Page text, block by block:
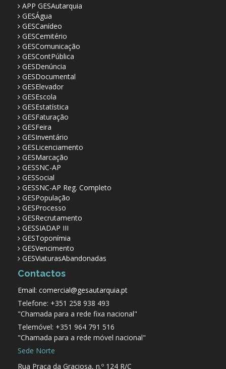
APP GESAutarquia
GESÁgua
GESCanídeo
GESCemitério
GESComunicação
GESContPública
GESDenúncia
GESDocumental
GESElevador
GESEscola
GESEstatística
GESFaturação
GESFeira
GESInventário
GESLicenciamento
GESMarcação
GESSNC-AP
GESSocial
GESSNC-AP Reg. Completo
GESPopulação
GESProcesso
GESRecrutamento
GESSIADAP III
GESToponímia
GESVencimento
GESViaturasAbandonadas
Contactos
Email: comercial@gesautarquia.pt
Telefone: +351 258 938 493
"Chamada para a rede fixa nacional"
Telemóvel: +351 964 791 516
"Chamada para a rede móvel nacional"
Sede Norte
Rua Praça da Graciosa, n.º 124 R/C